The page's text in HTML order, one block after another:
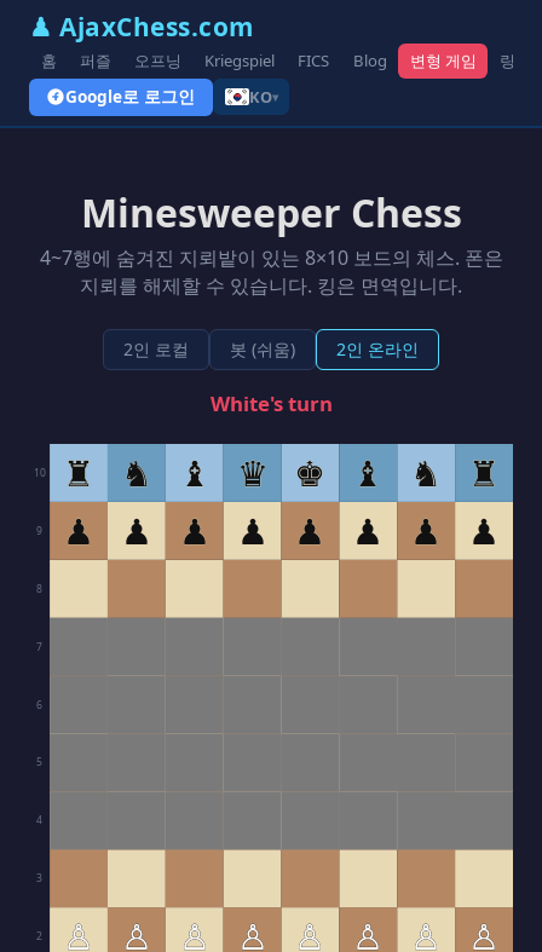
♟ AjaxChess.com
홈 퍼즐 오프닝 Kriegspiel FICS Blog 변형 게임 링크
Google로 로그인 KO▾
Minesweeper Chess
4~7행에 숨겨진 지뢰밭이 있는 8×10 보드의 체스. 폰은
지뢰를 해제할 수 있습니다. 킹은 면역입니다.
2인 로컬 봇 (쉬움) 2인 온라인
White's turn
♙ ♙ ♙ ♙ ♙ ♙ ♙ ♙
♟ ♟ ♟ ♟ ♟ ♟ ♟ ♟
♜ ♞ ♝ ♛ ♚ ♝ ♞ ♜
2
3
4
5
6
7
8
9
10